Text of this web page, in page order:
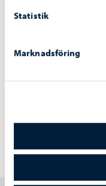
Statistik
Marknadsföring
Historia om
around the
Hittade du vad du